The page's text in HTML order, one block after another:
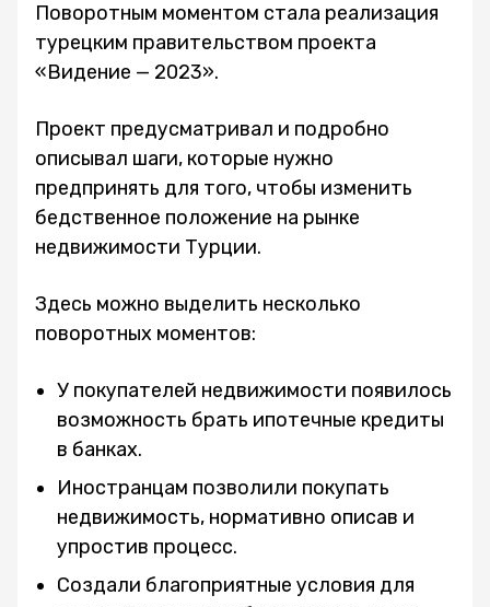
Поворотным моментом стала реализация
турецким правительством проекта
«Видение — 2023».
Проект предусматривал и подробно
описывал шаги, которые нужно
предпринять для того, чтобы изменить
бедственное положение на рынке
недвижимости Турции.
Здесь можно выделить несколько
поворотных моментов:
У покупателей недвижимости появилось
возможность брать ипотечные кредиты
в банках.
Иностранцам позволили покупать
недвижимость, нормативно описав и
упростив процесс.
Создали благоприятные условия для